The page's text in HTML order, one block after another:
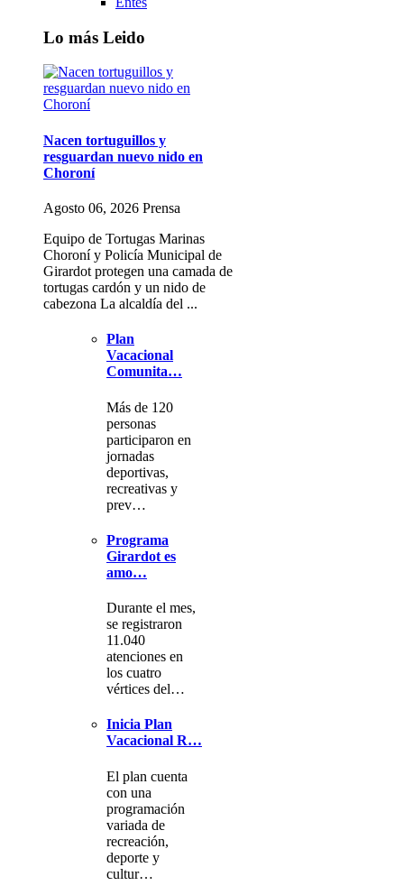
Lo más Leido
Nacen tortuguillos y
resguardan nuevo nido en
Choroní
Agosto 06, 2026 Prensa
Equipo de Tortugas Marinas
Choroní y Policía Municipal de
Girardot protegen una camada de
tortugas cardón y un nido de
cabezona La alcaldía del ...
Plan
Vacacional
Comunita…
Más de 120
personas
participaron en
jornadas
deportivas,
recreativas y
prev…
Programa
Girardot es
amo…
Durante el mes,
se registraron
11.040
atenciones en
los cuatro
vértices del…
Inicia Plan
Vacacional R…
El plan cuenta
con una
programación
variada de
recreación,
deporte y
cultur…